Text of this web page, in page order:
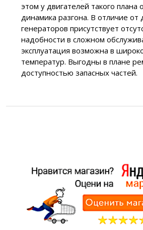
этом у двигателей такого плана
динамика разгона. В отличие от
генераторов присутствует
надобности в сложном
эксплуатация возможна в
температур. Выгодны в плане
доступностью запасных частей.